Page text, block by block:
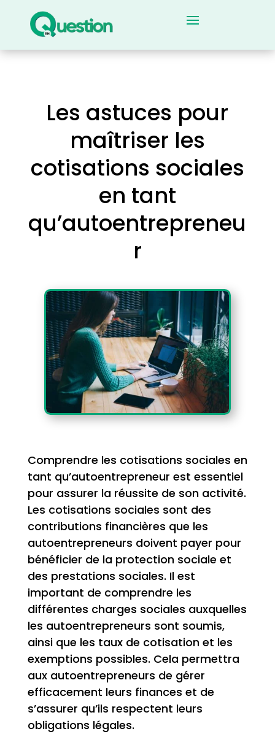
Les astuces pour
maîtriser les
cotisations sociales
en tant
qu’autoentrepreneu
r
Comprendre les cotisations sociales en
tant qu’autoentrepreneur est essentiel
pour assurer la réussite de son activité.
Les cotisations sociales sont des
contributions financières que les
autoentrepreneurs doivent payer pour
bénéficier de la protection sociale et
des prestations sociales. Il est
important de comprendre les
différentes charges sociales auxquelles
les autoentrepreneurs sont soumis,
ainsi que les taux de cotisation et les
exemptions possibles. Cela permettra
aux autoentrepreneurs de gérer
efficacement leurs finances et de
s’assurer qu’ils respectent leurs
obligations légales.